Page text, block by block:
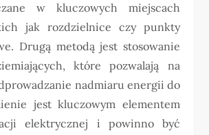
w kluczowych miejscach
jak rozdzielnice czy punkty
Drugą metodą jest stosowanie
które pozwalają na
nadmiaru energii do
jest kluczowym elementem
elektrycznej i powinno być